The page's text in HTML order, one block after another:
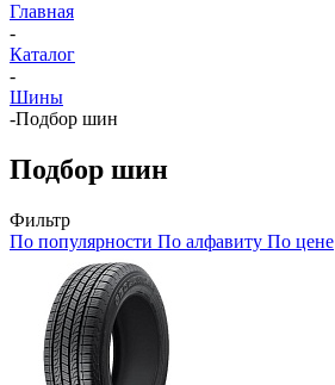
Главная
-
Каталог
-
Шины
-Подбор шин
Подбор шин
Фильтр
По популярности По алфавиту По цене